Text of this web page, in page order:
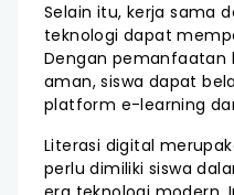
Selain itu, kerja sama
teknologi dapat
Dengan pemanfaatan
aman, siswa dapat
platform e-learning
Literasi digital
perlu dimiliki siswa